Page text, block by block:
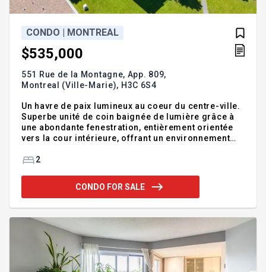
CONDO | MONTREAL
$535,000
551 Rue de la Montagne, App. 809,
Montreal (Ville-Marie), H3C 6S4
Un havre de paix lumineux au coeur du centre-ville.
Superbe unité de coin baignée de lumière grâce à
une abondante fenestration, entièrement orientée
vers la cour intérieure, offrant un environnement
harmonieuse avec deux chambres de part et
Cuisine modernisée avec nouveaux comptoir, évier
et dosseret. Salle de bain avec bain et douche
stationnement au garage. À quelques pas de la rue
Notre-Dame Ouest, avec m
2
CONDO FOR SALE